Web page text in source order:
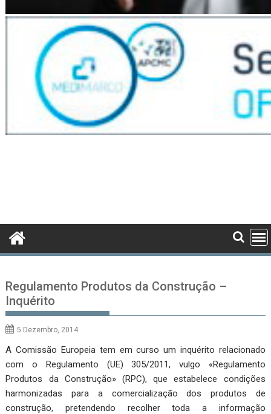
Regulamento Produtos da Construção –
Inquérito
5 Dezembro, 2014
A Comissão Europeia tem em curso um inquérito relacionado
com o Regulamento (UE) 305/2011, vulgo «Regulamento
Produtos da Construção» (RPC), que estabelece condições
harmonizadas para a comercialização dos produtos de
construção, pretendendo recolher toda a informação